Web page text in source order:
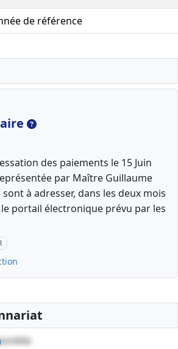
de référence
des paiements le 15 Juin
par Maître Guillaume
sont à adresser, dans les deux mois
portail électronique prévu par les